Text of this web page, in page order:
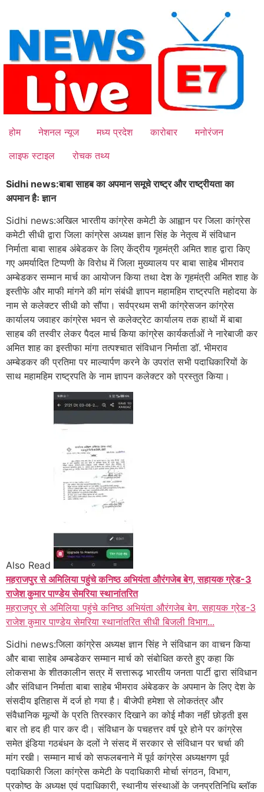
content
होम नेशनल न्यूज मध्य प्रदेश कारोबार
मनोरंजन
लाइफ स्टाइल
रोचक तथ्य
Sidhi news:बाबा साहब का अपमान समूचे राष्ट्र और राष्ट्रीयता का
अपमान हैः ज्ञान
Sidhi news:अखिल भारतीय कांग्रेस कमेटी के आह्वान पर जिला कांग्रेस
कमेटी सीधी द्वारा जिला कांग्रेस अध्यक्ष ज्ञान सिंह के नेतृत्व में संविधान
निर्माता बाबा साहब अंबेडकर के लिए केंद्रीय गृहमंत्री अमित शाह द्वारा किए
गए अमर्यादित टिप्पणी के विरोध में जिला मुख्यालय पर बाबा साहेब भीमराव
अम्बेडकर सम्मान मार्च का आयोजन किया तथा देश के गृहमंत्री अमित शाह के
इस्तीफे और माफी मांगने की मांग संबंधी ज्ञापन महामहिम राष्ट्रपति महोदया के
नाम से कलेक्टर सीधी को सौंपा। सर्वप्रथम सभी कांग्रेसजन कांग्रेस
कार्यालय जवाहर कांग्रेस भवन से कलेक्ट्रेट कार्यालय तक हाथों में बाबा
साहब की तस्वीर लेकर पैदल मार्च किया कांग्रेस कार्यकर्ताओं ने नारेबाजी कर
अमित शाह का इस्तीफा मांगा तत्पश्चात संविधान निर्माता डॉ. भीमराव
अम्बेडकर की प्रतिमा पर माल्यार्पण करने के उपरांत सभी पदाधिकारियों के
साथ महामहिमराष्ट्रपति के नाम ज्ञापन कलेक्टर को प्रस्तुत किया।
Also Read
महराजपुर से अमिलिया पहुंचे कनिष्ठ अभियंता औरंगजेब बेग, सहायक ग्रेड-3
राजेश कुमार पाण्डेय सेमरिया स्थानांतरित
महराजपुर से अमिलिया पहुंचे कनिष्ठ अभियंता औरंगजेब बेग, सहायक ग्रेड-3
राजेश कुमार पाण्डेय सेमरिया स्थानांतरित सीधी बिजली विभाग...
Sidhi news:जिला कांग्रेस अध्यक्ष ज्ञान सिंह ने संविधान का वाचन किया
और बाबा साहेब अम्बडेकर सम्मान मार्च को संबोधित करते हुए कहा कि
लोकसभा के शीतकालीन सत्र में सत्तारूढ़ भारतीय जनता पार्टी द्वारा संविधान
और संविधान निर्माता बाबा साहेब भीमराव अंबेडकरके अपमान के लिए देश के
संसदीय इतिहास में दर्ज हो गया है। बीजेपी हमेशा से लोकतंत्र और
संवैधानिक मूल्यों के प्रति तिरस्कार दिखाने का कोई मौका नहीं छोड़ती इस
बार तो हद ही पार कर दी। संविधान के पचहत्तर वर्ष पूरे होने पर कांग्रेस
समेत इंडिया गठबंधन के दलों ने संसद में सरकार से संविधान पर चर्चा की
मांग रखी। सम्मान मार्च को सफलबनाने में पूर्व कांग्रेस अध्यक्षगण पूर्व
पदाधिकारी जिला कांग्रेस कमेटी के पदाधिकारी मोर्चा संगठन, विभाग,
प्रकोष्ठ के अध्यक्ष एवं पदाधिकारी, स्थानीय संस्थाओं के जनप्रतिनिधि ब्लॉक